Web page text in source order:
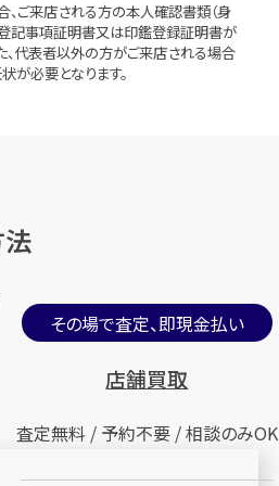
ご来店される方の本人確認書類（身
登記事項証明書又は印鑑登録証明書が
、代表者以外の方がご来店される場合
が必要となります。
その場で査定、即現金払い
店舗買取
査定無料 / 予約不要 / 相談のみOK